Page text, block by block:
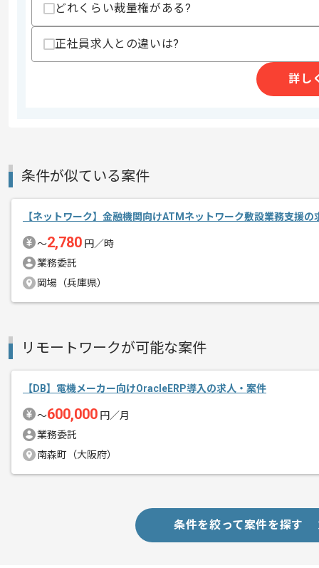
精算条件
精算基準時間
140時間〜180時間
エージェントからのコ
メント
どれくらい裁量権がある?
正社員求人との違いは?
詳し
条件が似ている案件
【ネットワーク】金融機関向けATMネットワーク敷設業務支援の
〜2,780 円／時
業務委託
岡場（兵庫県）
リモートワークが可能な案件
【DB】電機メーカー向けOracleERP導入の求人・案件
〜600,000 円／月
業務委託
南森町（大阪府）
条件を絞って案件を探す